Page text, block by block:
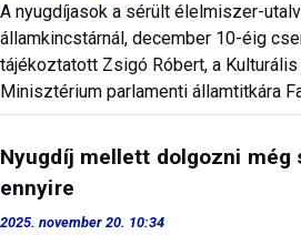
A nyugdíjasok a sérült élelmiszer-
államkincstárnál, december 10-éig
tájékoztatott Zsigó Róbert, a
Minisztérium parlamenti államtitkára
Nyugdíj mellett dolgozni még
ennyire
2025. november 20. 10:34